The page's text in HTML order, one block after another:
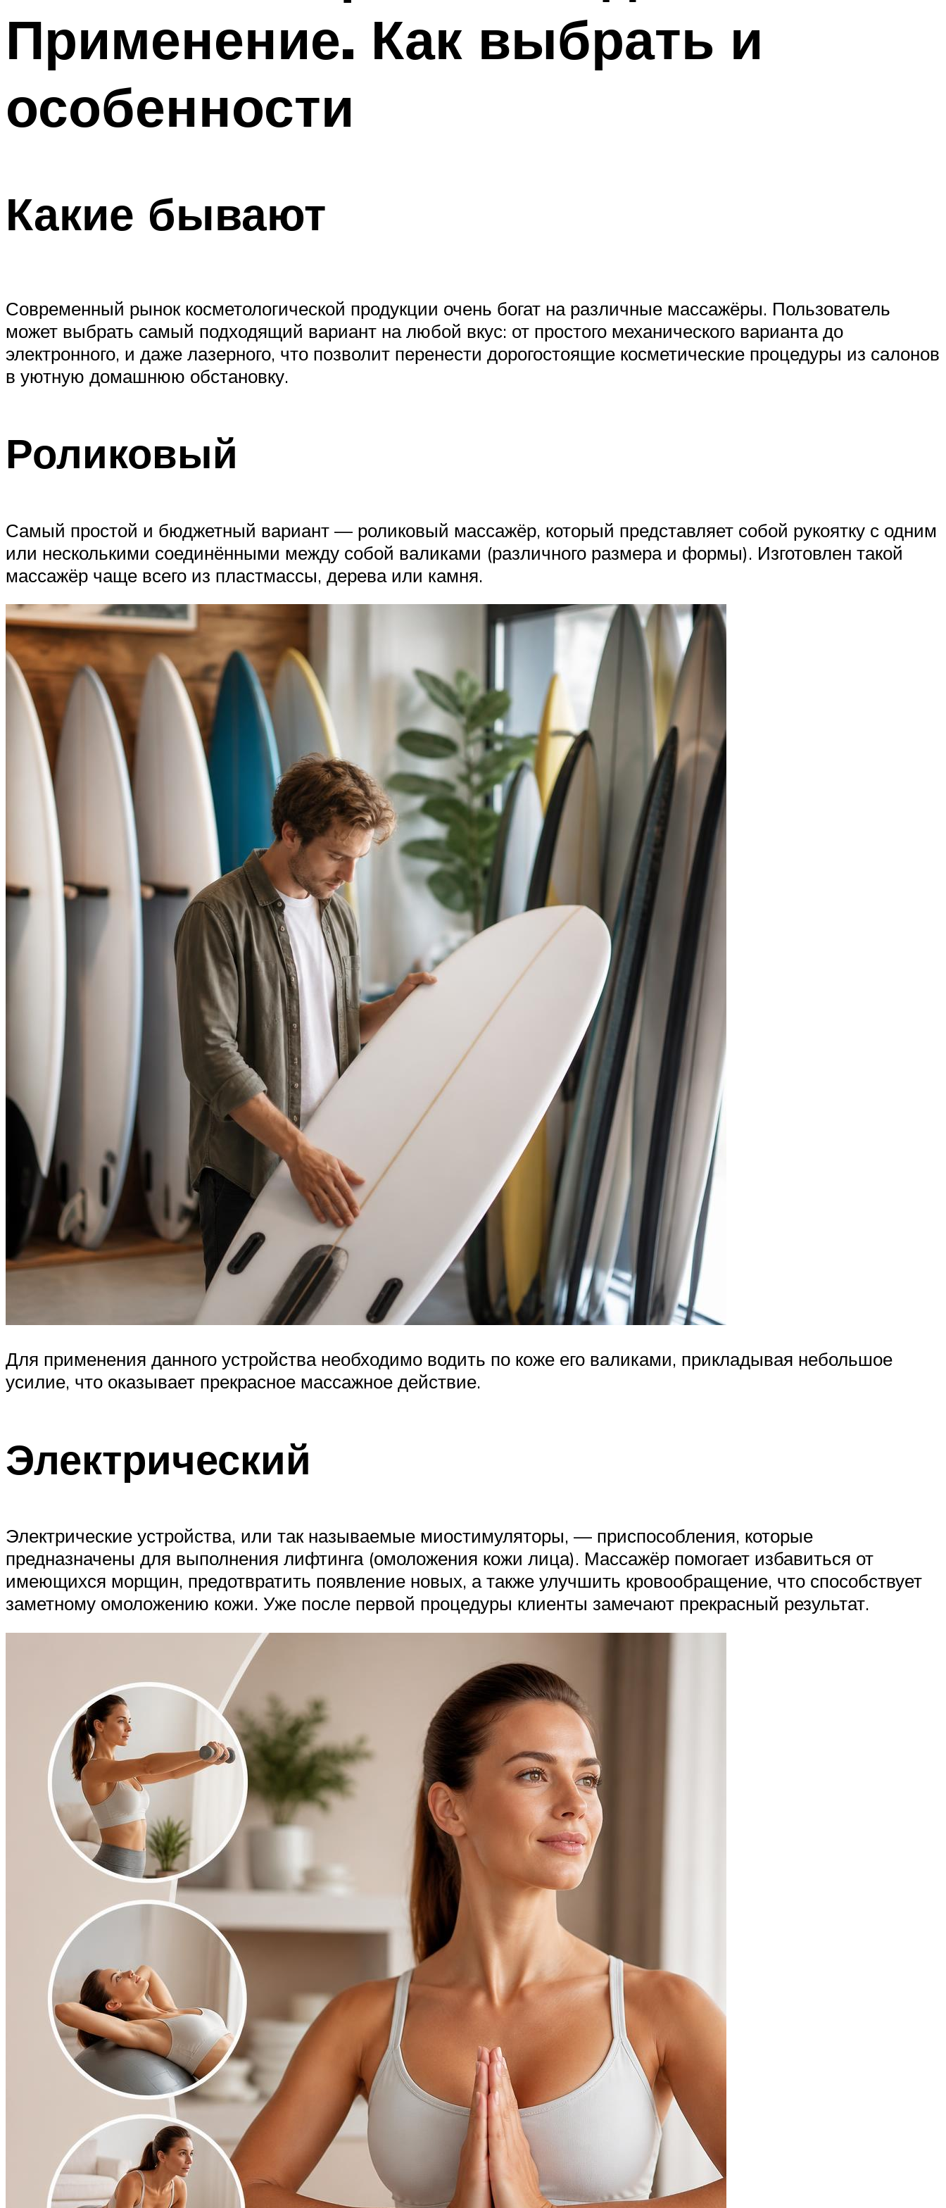
Применение. Как выбрать и
особенности
Какие бывают
Современный рынок косметологической продукции очень богат на различные массажёры. Пользователь
может выбрать самый подходящий вариант на любой вкус: от простого механического варианта до
электронного, и даже лазерного, что позволит перенести дорогостоящие косметические процедуры из салонов
в уютную домашнюю обстановку.
Роликовый
Самый простой и бюджетный вариант — роликовый массажёр, который представляет собой рукоятку с одним
или несколькими соединёнными между собой валиками (различного размера и формы). Изготовлен такой
массажёр чаще всего из пластмассы, дерева или камня.
Для применения данного устройства необходимо водить по коже его валиками, прикладывая небольшое
усилие, что оказывает прекрасное массажное действие.
Электрический
Электрические устройства, или так называемые миостимуляторы, — приспособления, которые
предназначены для выполнения лифтинга (омоложения кожи лица). Массажёр помогает избавиться от
имеющихся морщин, предотвратить появление новых, а также улучшить кровообращение, что способствует
заметному омоложению кожи. Уже после первой процедуры клиенты замечают прекрасный результат.